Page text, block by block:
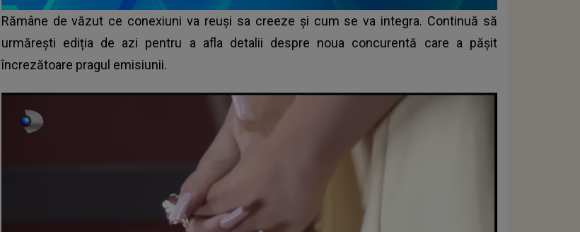
Rămâne de văzut ce conexiuni va reuși sa creeze și cum se va integra. Continuă să
urmărești ediția de azi pentru a afla detalii despre noua concurentă care a pășit
încrezătoare pragul emisiunii.